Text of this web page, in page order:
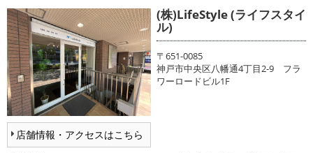
店舗情報・アクセスはこちら
(株)LifeStyle (ライフスタイ
ル)
〒651-0085
神戸市中央区八幡通4丁目2-9 フラ
ワーロードビル1F